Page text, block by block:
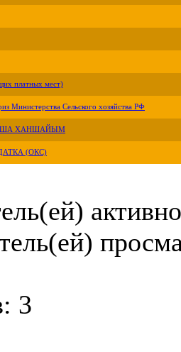
платных мест)
Министерства Сельского хозяйства РФ
ХАНШАЙЫМ
(ОКС)
активно
3